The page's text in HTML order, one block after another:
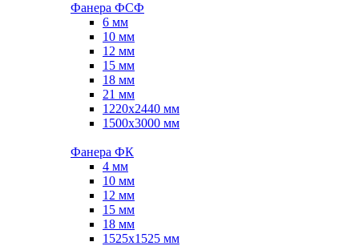
Фанера ФСФ
6 мм
10 мм
12 мм
15 мм
18 мм
21 мм
1220х2440 мм
1500х3000 мм
Фанера ФК
4 мм
10 мм
12 мм
15 мм
18 мм
1525х1525 мм